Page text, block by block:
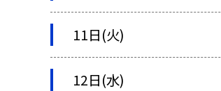
11日(火)
12日(水)